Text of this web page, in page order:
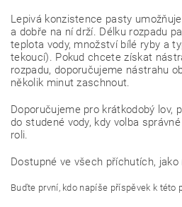
Lepivá konzistence pasty
a dobře na ní drží. Délku rozpadu
teplota vody, množství bílé ryby a
tekoucí). Pokud chcete získat
rozpadu, doporučujeme nástrahu
několik minut zaschnout.
Doporučujeme pro krátkodobý lov,
do studené vody, kdy volba
roli.
Dostupné ve všech příchutích, jako
Buďte první, kdo napíše příspěvek k této